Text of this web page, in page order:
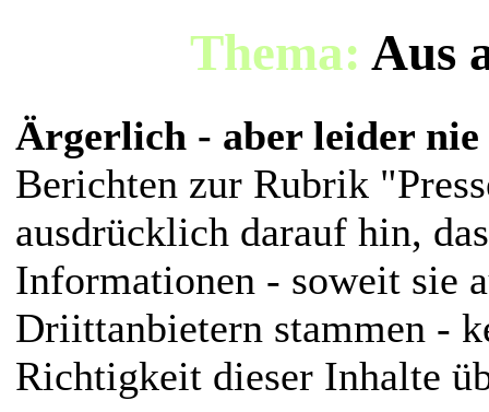
Thema: Aus
Ärgerlich - aber leider nie
Berichten zur Rubrik
ausdrücklich darauf hin,
Informationen - soweit sie
Driittanbietern stammen -
Richtigkeit dieser Inhalte